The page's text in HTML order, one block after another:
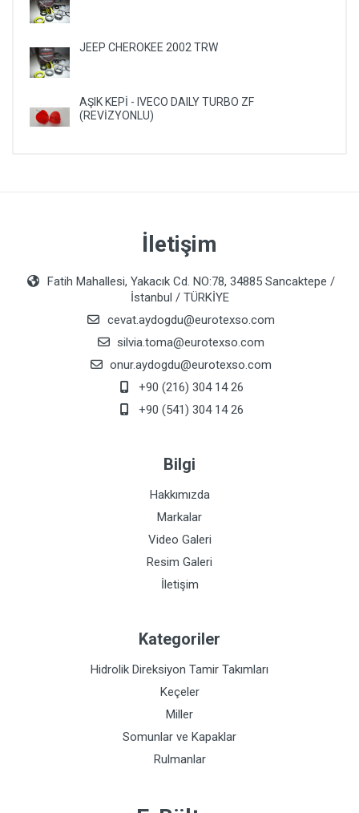
JEEP CHEROKEE 2002 TRW
AŞIK KEPİ - IVECO DAILY TURBO ZF
(REVİZYONLU)
İletişim
Fatih Mahallesi, Yakacık Cd. NO:78, 34885 Sancaktepe /
İstanbul / TÜRKİYE
cevat.aydogdu@eurotexso.com
silvia.toma@eurotexso.com
onur.aydogdu@eurotexso.com
+90 (216) 304 14 26
+90 (541) 304 14 26
Bilgi
Hakkımızda
Markalar
Video Galeri
Resim Galeri
İletişim
Kategoriler
Hidrolik Direksiyon Tamir Takımları
Keçeler
Miller
Somunlar ve Kapaklar
Rulmanlar